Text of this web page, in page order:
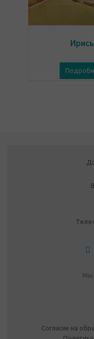
Мы
Согласие на